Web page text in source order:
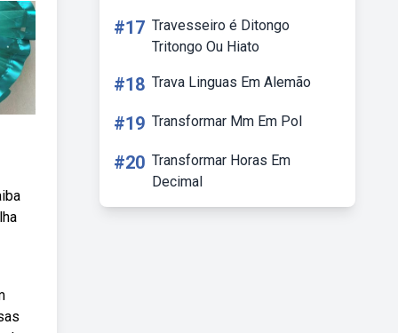
#17 Travesseiro é Ditongo
Tritongo Ou Hiato
#18 Trava Linguas Em Alemão
#19 Transformar Mm Em Pol
#20 Transformar Horas Em
Decimal